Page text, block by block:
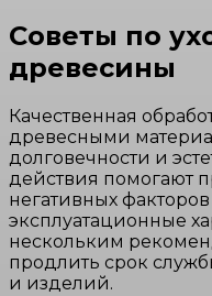
Советы по
древесины
Качественная
древесными
долговечности и
действия помогают
негативных
эксплуатационные
нескольким
продлить срок
и изделий.